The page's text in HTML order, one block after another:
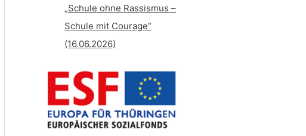
„Schule ohne Rassismus –
Schule mit Courage“
(16.06.2026)